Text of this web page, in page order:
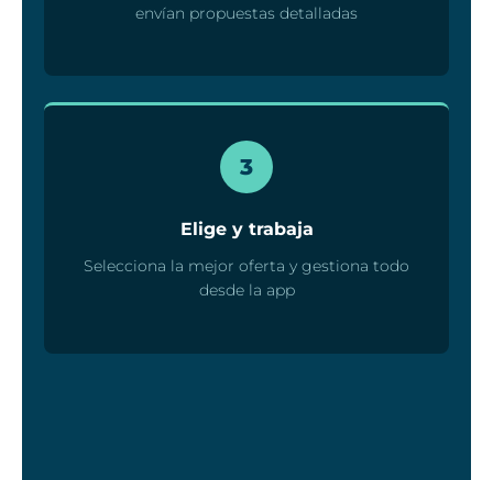
envían propuestas detalladas
3
Elige y trabaja
Selecciona la mejor oferta y gestiona todo
desde la app